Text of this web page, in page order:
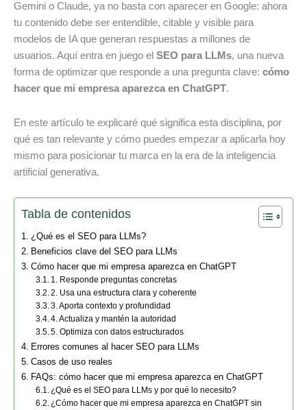
Gemini o Claude, ya no basta con aparecer en Google: ahora
tu contenido debe ser entendible, citable y visible para
modelos de IA que generan respuestas a millones de
usuarios. Aquí entra en juego el SEO para LLMs, una nueva
forma de optimizar que responde a una pregunta clave: cómo
hacer que mi empresa aparezca en ChatGPT.
En este artículo te explicaré qué significa esta disciplina, por
qué es tan relevante y cómo puedes empezar a aplicarla hoy
mismo para posicionar tu marca en la era de la inteligencia
artificial generativa.
Tabla de contenidos
¿Qué es el SEO para LLMs?
Beneficios clave del SEO para LLMs
Cómo hacer que mi empresa aparezca en ChatGPT
1. Responde preguntas concretas
2. Usa una estructura clara y coherente
3. Aporta contexto y profundidad
4. Actualiza y mantén la autoridad
5. Optimiza con datos estructurados
Errores comunes al hacer SEO para LLMs
Casos de uso reales
FAQs: cómo hacer que mi empresa aparezca en ChatGPT
¿Qué es el SEO para LLMs y por qué lo necesito?
¿Cómo hacer que mi empresa aparezca en ChatGPT sin